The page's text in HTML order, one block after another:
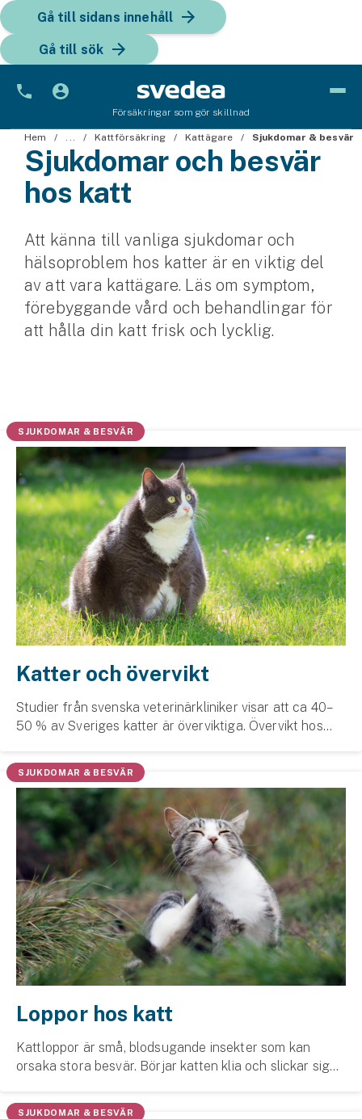
Gå till sidans innehåll
Gå till sök
Försäkringar som gör skillnad
Bil
Bilförsäkring
Fordon
Snöskoterförsäkring
ATV-försäkring
Mc-försäkring
Märkesförsäkringar
Båt
Båtförsäkring
Märkesförsäkringar
Vattenskoterförsäkring
Sportfiskarna
Hundförsäkring
Jakthundsförsäkring
Kattförsäkring
Djurförsäkring
Hem & hus
Hemförsäkring
Villaförsäkring
Bostadsrättsförsäkring
Fritidshusförsäkring
Hem ... Kattförsäkring Kattägare Sjukdomar & besvär
Sjukdomar och besvär
hos katt
Att känna till vanliga sjukdomar och
hälsoproblem hos katter är en viktig del
av att vara kattägare. Läs om symptom,
förebyggande vård och behandlingar för
att hålla din katt frisk och lycklig.
SJUKDOMAR & BESVÄR
Katter och övervikt
Studier från svenska veterinärkliniker visar att ca 40–
50 % av Sveriges katter är överviktiga. Övervikt hos
allvar för kattens hälsa.
SJUKDOMAR & BESVÄR
Loppor hos katt
Kattloppor är små, blodsugande insekter som kan
orsaka stora besvär. Börjar katten klia och slickar sig
loppor.
SJUKDOMAR & BESVÄR